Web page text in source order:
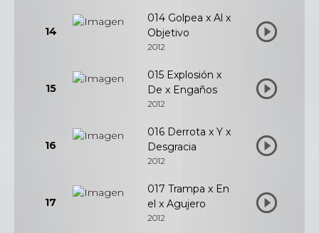
14
014 Golpea x Al x
Objetivo
2012
15
015 Explosión x
De x Engaños
2012
16
016 Derrota x Y x
Desgracia
2012
17
017 Trampa x En
el x Agujero
2012